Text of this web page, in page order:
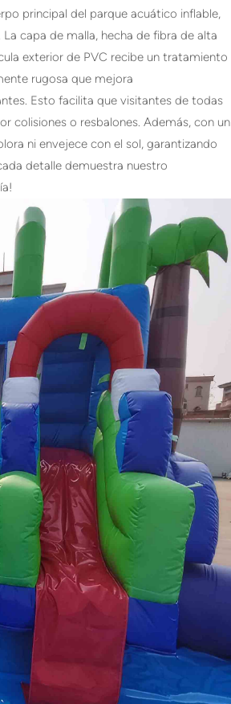
principal del parque acuático inflable,
capa de malla, hecha de fibra de alta
exterior de PVC recibe un tratamiento
rugosa que mejora
Esto facilita que visitantes de todas
colisiones o resbalones. Además, con un
ni envejece con el sol, garantizando
detalle demuestra nuestro